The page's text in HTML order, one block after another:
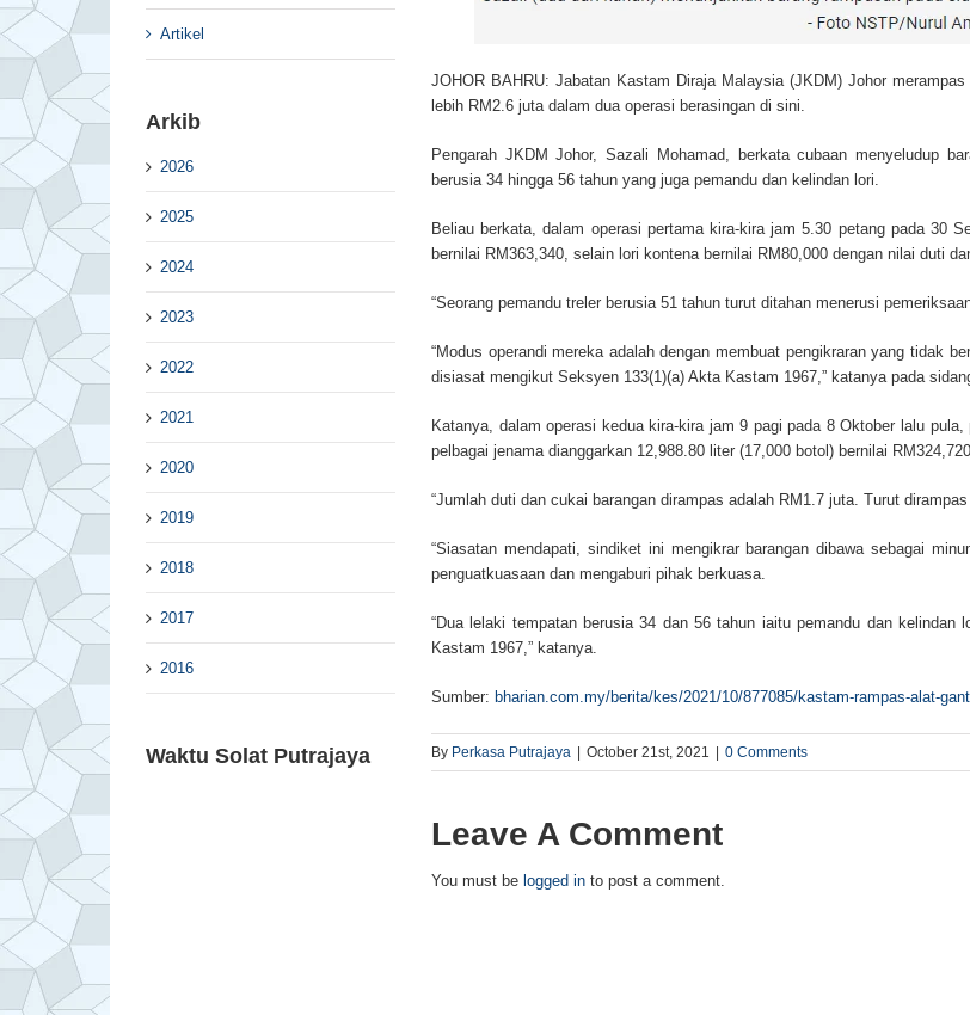
JOHOR BAHRU: Jabatan Kastam Diraja Malaysia (JKDM) Johor
lebih RM2.6 juta dalam dua operasi berasingan di sini.
Pengarah JKDM Johor, Sazali Mohamad, berkata cubaan menyeludup
berusia 34 hingga 56 tahun yang juga pemandu dan kelindan lori.
Beliau berkata, dalam operasi pertama kira-kira jam 5.30 petang pada 30
bernilai RM363,340, selain lori kontena bernilai RM80,000 dengan nilai duti
“Seorang pemandu treler berusia 51 tahun turut ditahan menerusi
“Modus operandi mereka adalah dengan membuat pengikraran yang tidak
disiasat mengikut Seksyen 133(1)(a) Akta Kastam 1967,” katanya pada
Katanya, dalam operasi kedua kira-kira jam 9 pagi pada 8 Oktober lalu
pelbagai jenama dianggarkan 12,988.80 liter (17,000 botol) bernilai
“Jumlah duti dan cukai barangan dirampas adalah RM1.7 juta. Turut
“Siasatan mendapati, sindiket ini mengikrar barangan dibawa sebagai
penguatkuasaan dan mengaburi pihak berkuasa.
“Dua lelaki tempatan berusia 34 dan 56 tahun iaitu pemandu dan
Kastam 1967,” katanya.
Sumber: bharian.com.my/berita/kes/2021/10/877085/kastam-rampas-alat-
By Perkasa Putrajaya October 21st, 2021 0 Comments
Leave A Comment
You must be logged in to post a comment.
Artikel
Arkib
2026
2025
2024
2023
2022
2021
2020
2019
2018
2017
2016
Waktu Solat Putrajaya